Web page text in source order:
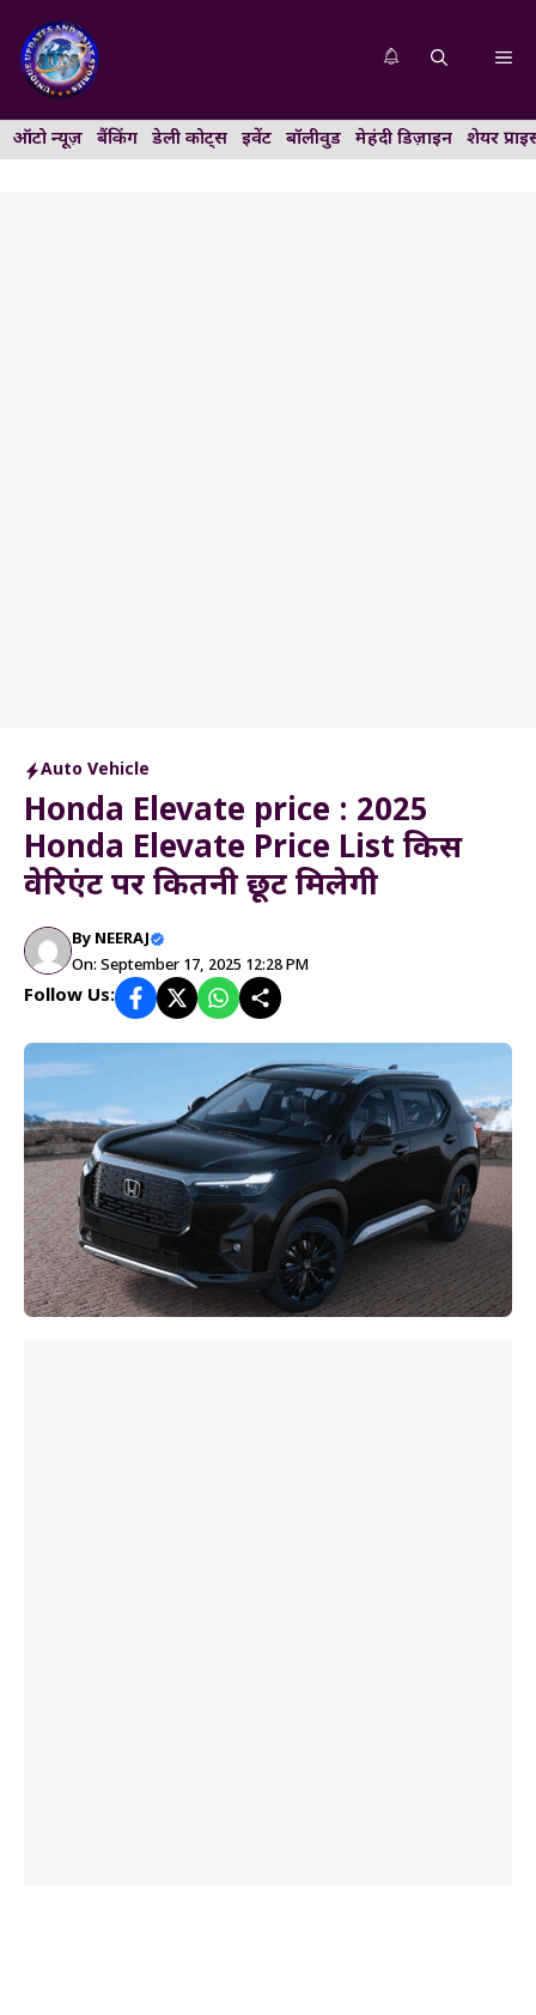
content
ऑटो न्यूज़ बैंकिंग डेली कोट्स इवेंट बॉलीवुड मेहंदी डिज़ाइन शेयर
Auto Vehicle
Honda Elevate price : 2025
Honda Elevate Price List किस
वेरिएंट पर कितनी छूट मिलेगी
By NEERAJ
On: September 17, 2025 12:28 PM
Follow Us: